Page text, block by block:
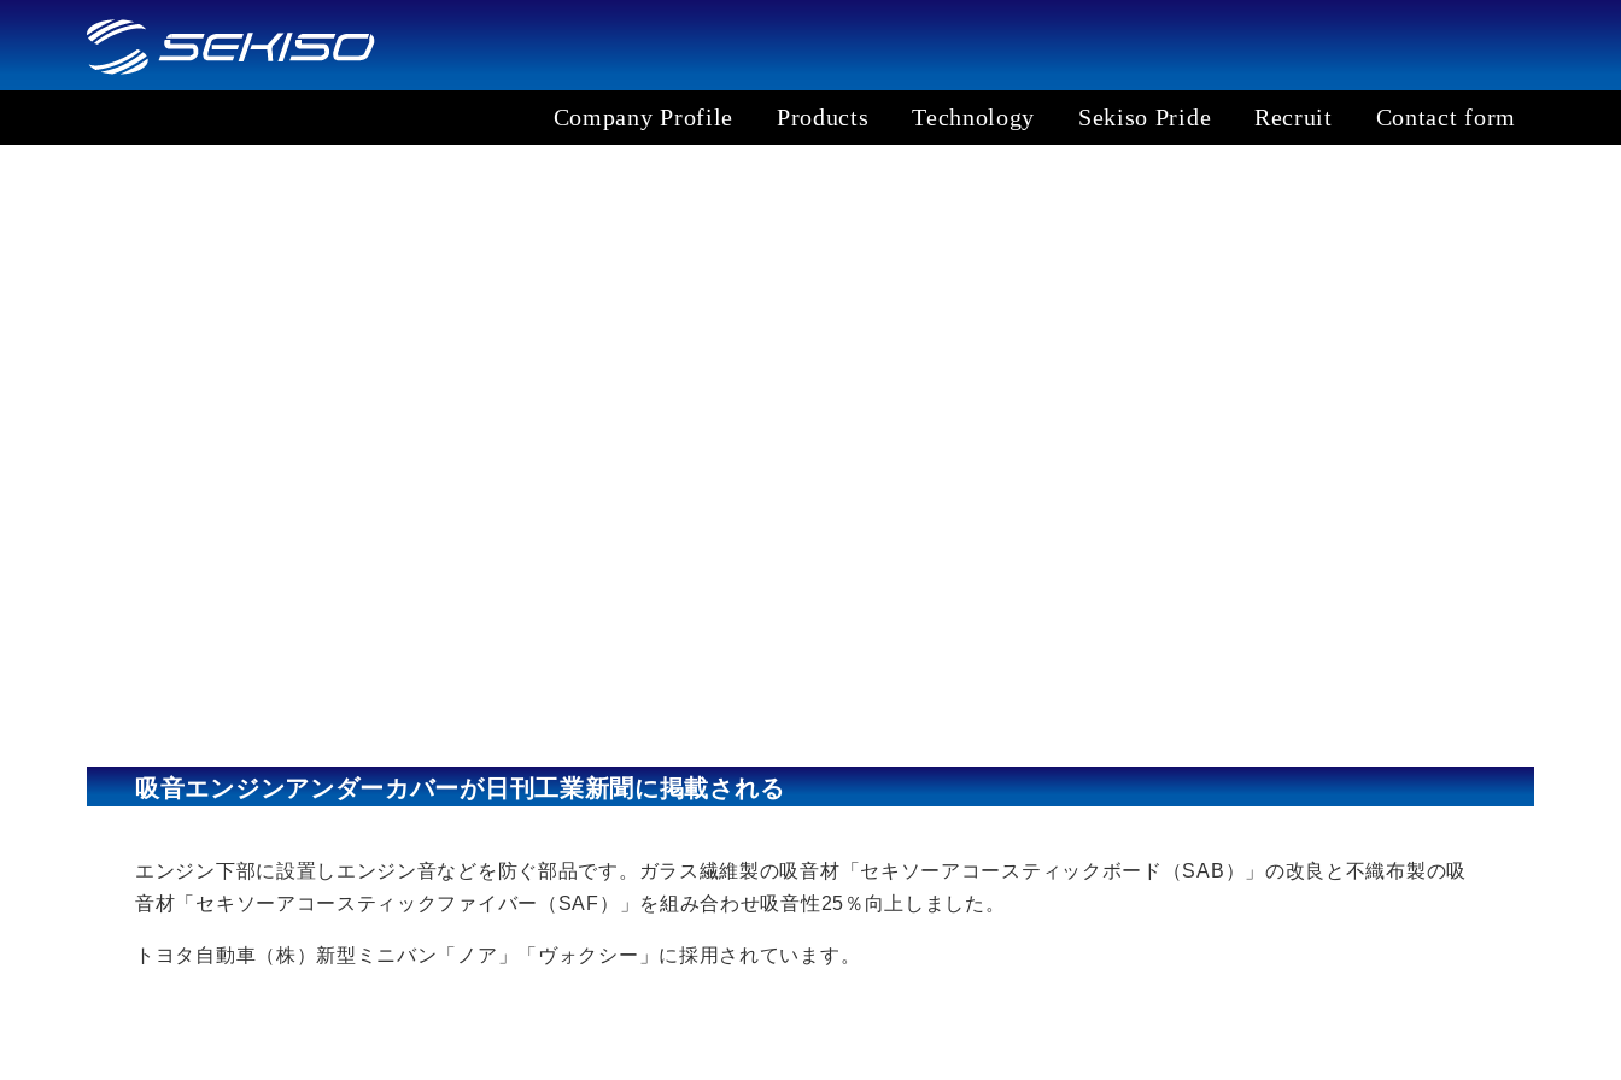
Company Profile Products Technology Sekiso Pride Recruit Contact form
吸音エンジンアンダーカバーが日刊工業新聞に掲載される
エンジン下部に設置しエンジン音などを防ぐ部品です。ガラス繊維製の吸音材「セキソーアコースティックボード（SAB）」の改良と不織布製の吸
音材「セキソーアコースティックファイバー（SAF）」を組み合わせ吸音性25％向上しました。
トヨタ自動車（株）新型ミニバン「ノア」「ヴォクシー」に採用されています。